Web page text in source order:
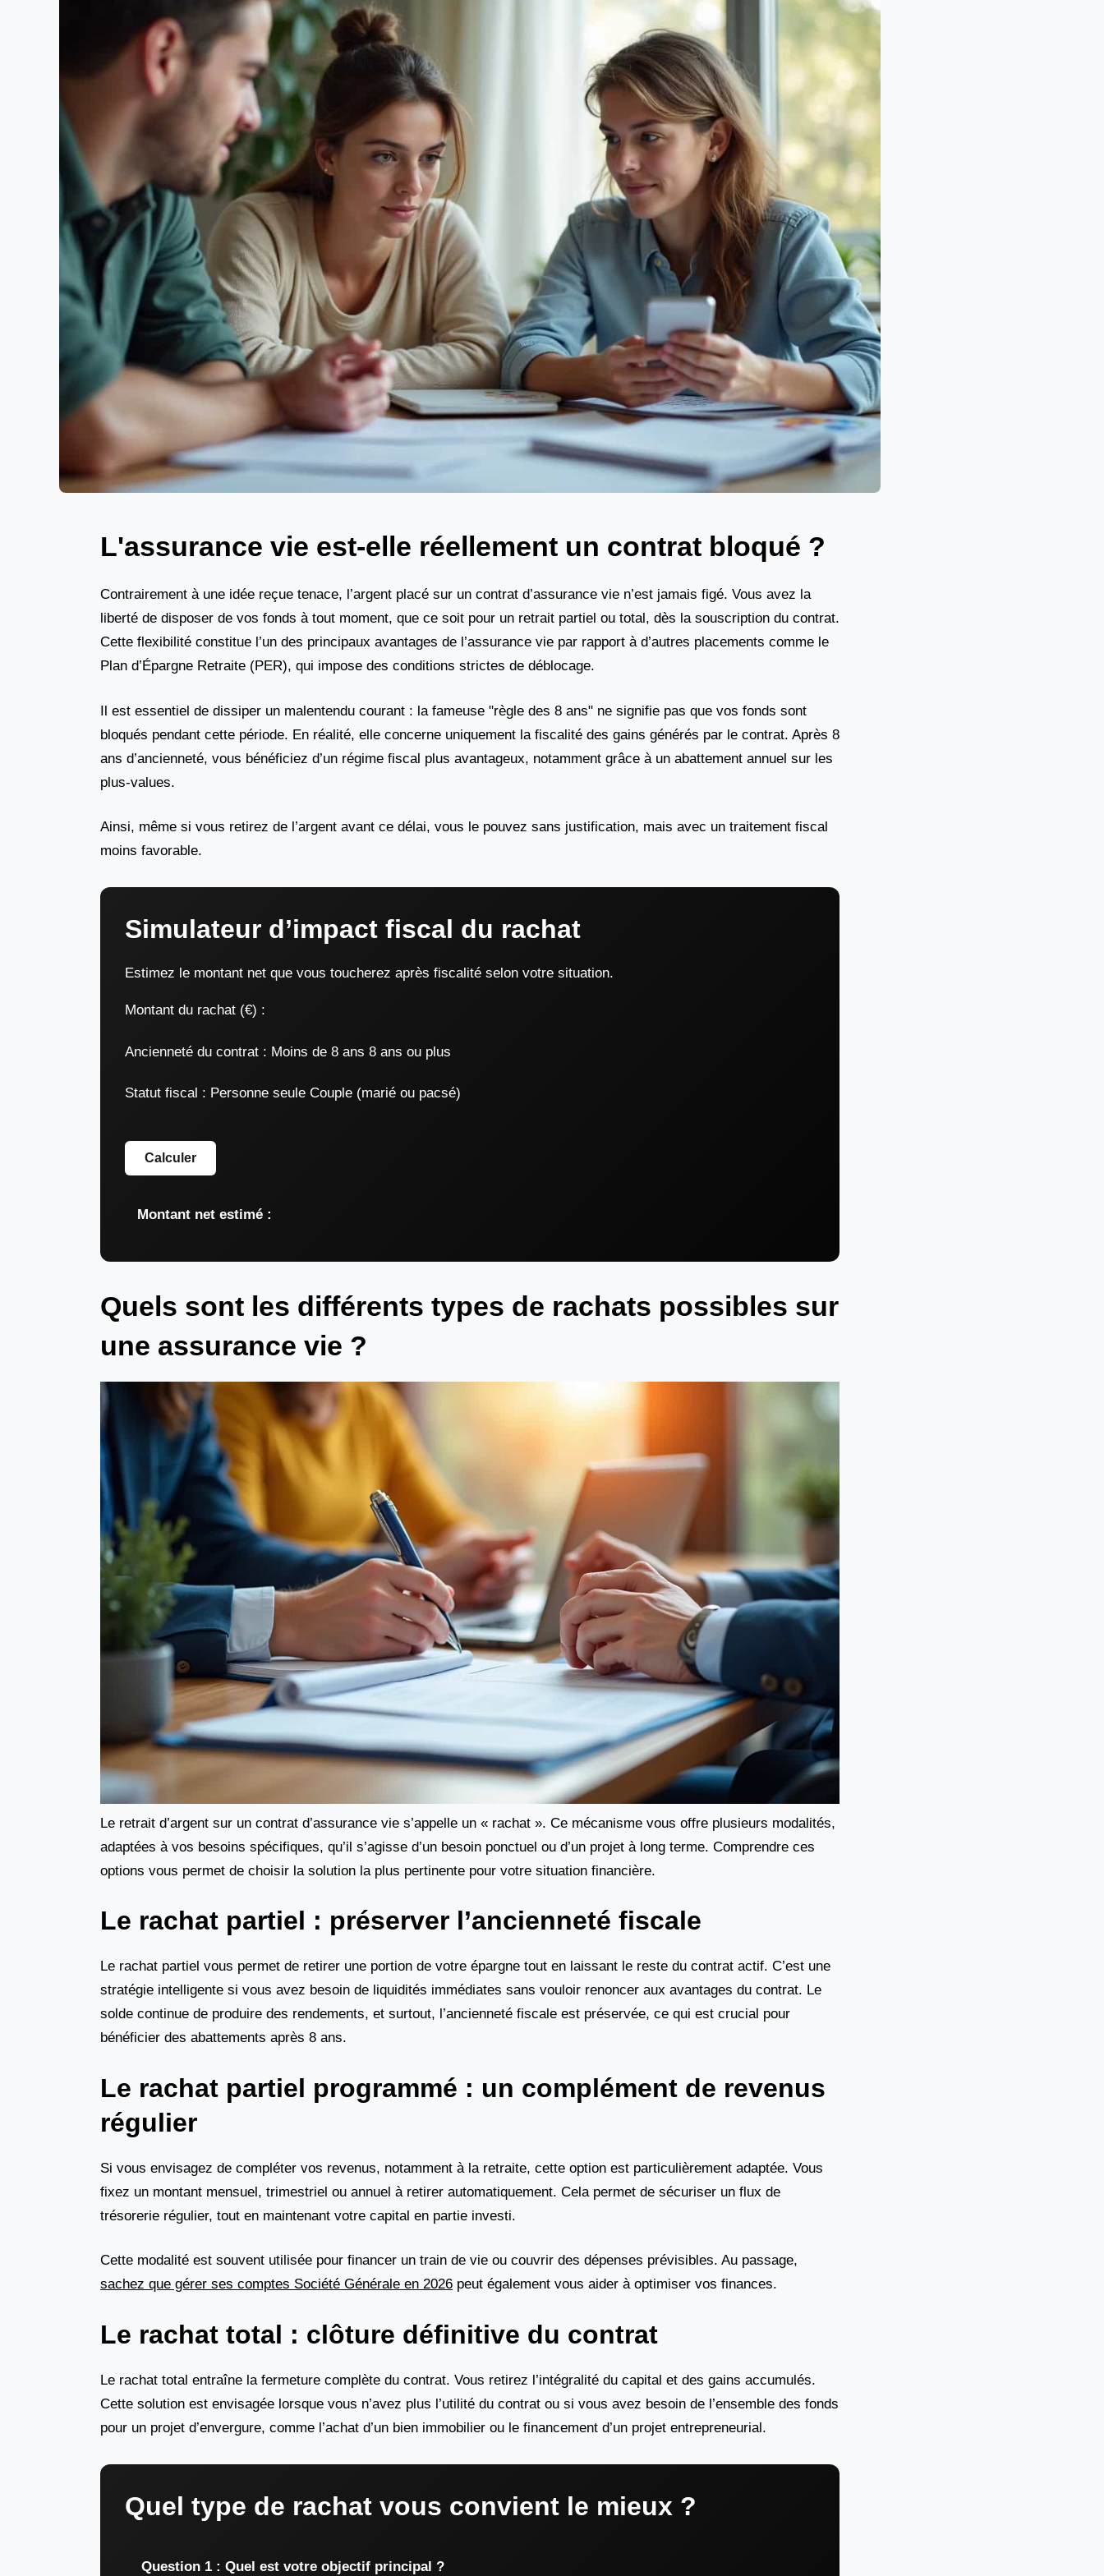
L'assurance vie est-elle réellement un contrat bloqué ?
Contrairement à une idée reçue tenace, l’argent placé sur un contrat d’assurance vie n’est jamais figé. Vous avez la
liberté de disposer de vos fonds à tout moment, que ce soit pour un retrait partiel ou total, dès la souscription du contrat.
Cette flexibilité constitue l’un des principaux avantages de l’assurance vie par rapport à d’autres placements comme le
Plan d’Épargne Retraite (PER), qui impose des conditions strictes de déblocage.
Il est essentiel de dissiper un malentendu courant : la fameuse "règle des 8 ans" ne signifie pas que vos fonds sont
bloqués pendant cette période. En réalité, elle concerne uniquement la fiscalité des gains générés par le contrat. Après 8
ans d’ancienneté, vous bénéficiez d’un régime fiscal plus avantageux, notamment grâce à un abattement annuel sur les
plus-values.
Ainsi, même si vous retirez de l’argent avant ce délai, vous le pouvez sans justification, mais avec un traitement fiscal
moins favorable.
Simulateur d’impact fiscal du rachat
Estimez le montant net que vous toucherez après fiscalité selon votre situation.
Montant du rachat (€) :
Ancienneté du contrat : Moins de 8 ans 8 ans ou plus
Statut fiscal : Personne seule Couple (marié ou pacsé)
Calculer
Montant net estimé :
Quels sont les différents types de rachats possibles sur
une assurance vie ?
Le retrait d’argent sur un contrat d’assurance vie s’appelle un « rachat ». Ce mécanisme vous offre plusieurs modalités,
adaptées à vos besoins spécifiques, qu’il s’agisse d’un besoin ponctuel ou d’un projet à long terme. Comprendre ces
options vous permet de choisir la solution la plus pertinente pour votre situation financière.
Le rachat partiel : préserver l’ancienneté fiscale
Le rachat partiel vous permet de retirer une portion de votre épargne tout en laissant le reste du contrat actif. C’est une
stratégie intelligente si vous avez besoin de liquidités immédiates sans vouloir renoncer aux avantages du contrat. Le
solde continue de produire des rendements, et surtout, l’ancienneté fiscale est préservée, ce qui est crucial pour
bénéficier des abattements après 8 ans.
Le rachat partiel programmé : un complément de revenus
régulier
Si vous envisagez de compléter vos revenus, notamment à la retraite, cette option est particulièrement adaptée. Vous
fixez un montant mensuel, trimestriel ou annuel à retirer automatiquement. Cela permet de sécuriser un flux de
trésorerie régulier, tout en maintenant votre capital en partie investi.
Cette modalité est souvent utilisée pour financer un train de vie ou couvrir des dépenses prévisibles. Au passage,
sachez que gérer ses comptes Société Générale en 2026 peut également vous aider à optimiser vos finances.
Le rachat total : clôture définitive du contrat
Le rachat total entraîne la fermeture complète du contrat. Vous retirez l’intégralité du capital et des gains accumulés.
Cette solution est envisagée lorsque vous n’avez plus l’utilité du contrat ou si vous avez besoin de l’ensemble des fonds
pour un projet d’envergure, comme l’achat d’un bien immobilier ou le financement d’un projet entrepreneurial.
Quel type de rachat vous convient le mieux ?
Question 1 : Quel est votre objectif principal ?